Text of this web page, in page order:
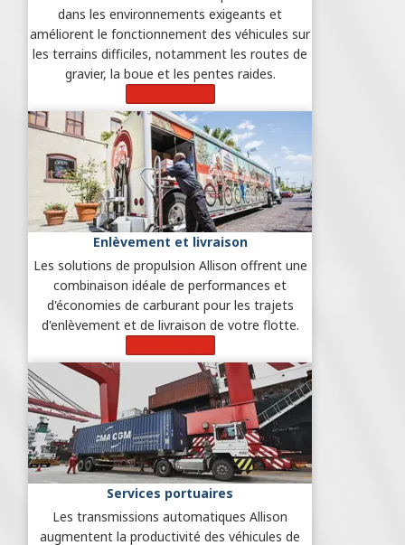
dans les environnements exigeants et
améliorent le fonctionnement des véhicules sur
les terrains difficiles, notamment les routes de
gravier, la boue et les pentes raides.
Enlèvement et livraison
Les solutions de propulsion Allison offrent une
combinaison idéale de performances et
d'économies de carburant pour les trajets
d'enlèvement et de livraison de votre flotte.
Services portuaires
Les transmissions automatiques Allison
augmentent la productivité des véhicules de